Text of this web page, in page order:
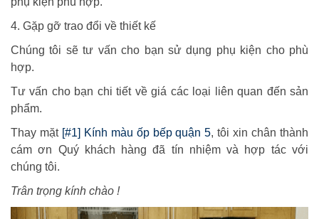
4. Gặp gỡ trao đổi về thiết kế
Chúng tôi sẽ tư vấn cho bạn sử dụng phụ kiện cho phù
hợp.
Tư vấn cho bạn chi tiết về giá các loại liên quan đến sản
phẩm.
Thay mặt [#1] Kính màu ốp bếp quận 5, tôi xin chân thành
cám ơn Quý khách hàng đã tín nhiệm và hợp tác với
chúng tôi.
Trân trọng kính chào !